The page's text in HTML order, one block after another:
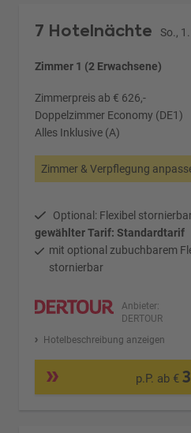
7 Hotelnächte So.,
Zimmer 1 (2 Erwachsene)
Zimmerpreis ab € 626,-
Doppelzimmer Economy (DE1)
Alles Inklusive (A)
Zimmer & Verpflegung
Optional: Flexibel
gewählter Tarif: Standardtarif
mit optional zubuchbarem
stornierbar
Anbieter:
DERTOUR
Hotelbeschreibung anzeigen
p.P. ab €